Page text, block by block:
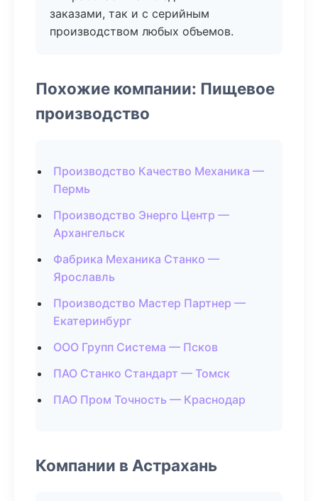
заказами, так и с серийным
производством любых объемов.
Похожие компании: Пищевое
производство
Производство Качество Механика —
Пермь
Производство Энерго Центр —
Архангельск
Фабрика Механика Станко —
Ярославль
Производство Мастер Партнер —
Екатеринбург
ООО Групп Система — Псков
ПАО Станко Стандарт — Томск
ПАО Пром Точность — Краснодар
Компании в Астрахань